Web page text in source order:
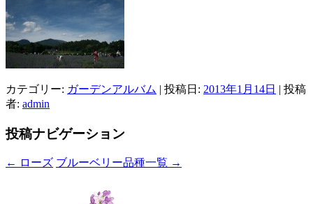
カテゴリー: ガーデンアルバム | 投稿日: 2013年1月14日 | 投稿
者: admin
投稿ナビゲーション
← ローズ ブルーベリー品種一覧 →